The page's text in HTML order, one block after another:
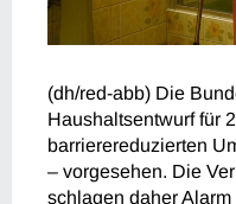
(dh/red-abb) Die
Haushaltsentwurf für
barrierereduzierten
– vorgesehen. Die
schlagen daher